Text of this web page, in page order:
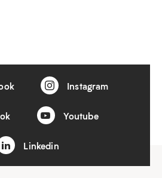
Instagram
Youtube
Linkedin